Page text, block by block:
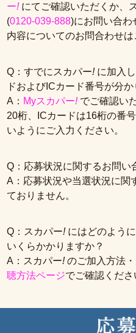
ー!にてご確認いただくか、
(0120-039-888)にお問い合
内容についてのお問合わせは
Q：すでにスカパー!に加入
ドおよびICカード番号が分か
A： Myスカパー!でご確認い
20桁、ICカードは16桁の番
いようにご入力ください。
Q：応募状況に関するお問い
A：応募状況や当選状況に関
ておりません。
Q：スカパー!にはどのよう
いくらかかりますか？
A：スカパー!のご加入方法
聴方法ページでご確認くださ